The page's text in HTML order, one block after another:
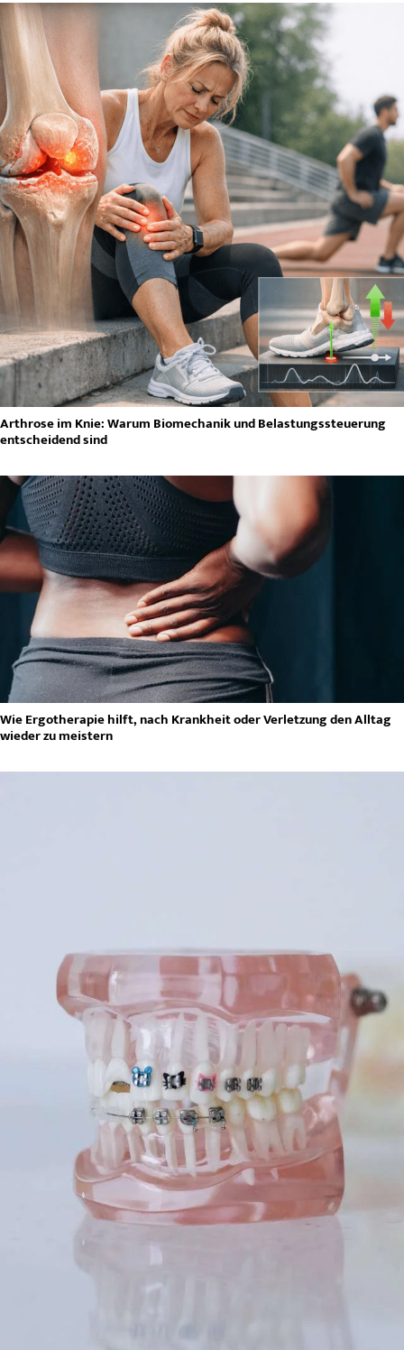
Arthrose im Knie: Warum Biomechanik und Belastungssteuerung
entscheidend sind
Wie Ergotherapie hilft, nach Krankheit oder Verletzung den Alltag
wieder zu meistern